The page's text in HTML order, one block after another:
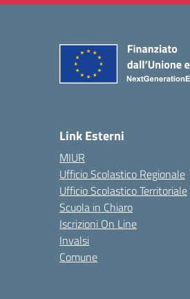
Link Esterni
MIUR
Ufficio Scolastico Regionale
Ufficio Scolastico Territoriale
Scuola in Chiaro
Iscrizioni On Line
Invalsi
Comune